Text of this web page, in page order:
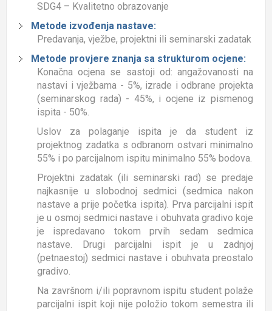
SDG4 – Kvalitetno obrazovanje
Metode izvođenja nastave:
Predavanja, vježbe, projektni ili seminarski zadatak
Metode provjere znanja sa strukturom ocjene:
Konačna ocjena se sastoji od: angažovanosti na
nastavi i vježbama - 5%, izrade i odbrane projekta
(seminarskog rada) - 45%, i ocjene iz pismenog
ispita - 50%.
Uslov za polaganje ispita je da student iz
projektnog zadatka s odbranom ostvari minimalno
55% i po parcijalnom ispitu minimalno 55% bodova.
Projektni zadatak (ili seminarski rad) se predaje
najkasnije u slobodnoj sedmici (sedmica nakon
nastave a prije početka ispita). Prva parcijalni ispit
je u osmoj sedmici nastave i obuhvata gradivo koje
je ispredavano tokom prvih sedam sedmica
nastave. Drugi parcijalni ispit je u zadnjoj
(petnaestoj) sedmici nastave i obuhvata preostalo
gradivo.
Na završnom i/ili popravnom ispitu student polaže
parcijalni ispit koji nije položio tokom semestra ili